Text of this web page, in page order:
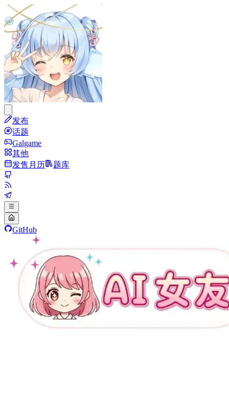
发布
话题
Galgame
其他
发售月历
题库
GitHub